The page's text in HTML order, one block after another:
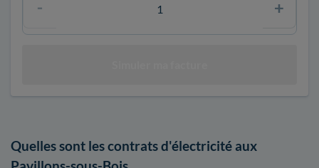
Quelles sont les contrats d'électricité aux